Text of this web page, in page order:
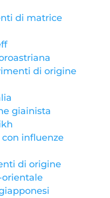
di matrice
di origine
giainista
influenze
di origine